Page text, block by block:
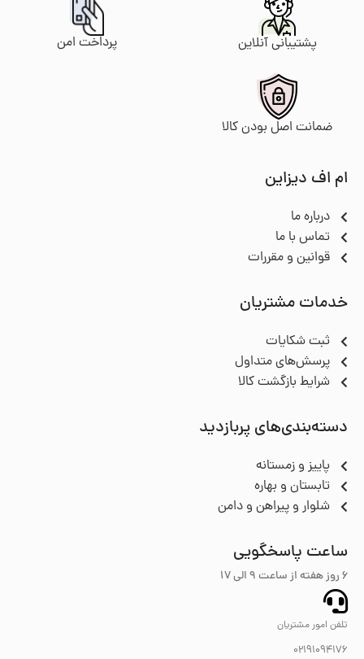
پشتیبانی آنلاین پرداخت امن
ضمانت اصل بودن کالا
ام اف دیزاین
درباره ما
تماس با ما
قوانین و مقررات
خدمات مشتریان
ثبت شکایات
پرسش‌های متداول
شرایط بازگشت کالا
دسته‌بندی‌های پربازدید
پاییز و زمستانه
تابستان و بهاره
شلوار و پیراهن و دامن
ساعت پاسخگویی
6 روز هفته از ساعت ۹ الی 17
تلفن امور مشتریان
02191094176